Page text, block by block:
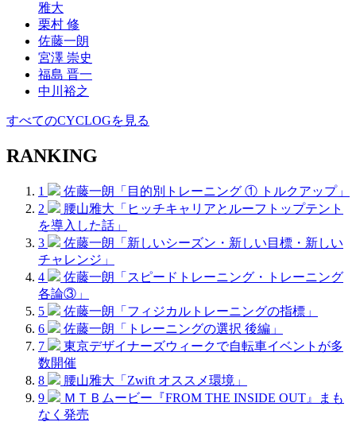
雅大
栗村 修
佐藤一朗
宮澤 崇史
福島 晋一
中川裕之
すべてのCYCLOGを見る
RANKING
1
佐藤一朗「目的別トレーニング ① トルクアップ」
2
腰山雅大「ヒッチキャリアとルーフトップテント
を導入した話」
3
佐藤一朗「新しいシーズン・新しい目標・新しい
チャレンジ」
4
佐藤一朗「スピードトレーニング・トレーニング
各論③」
5
佐藤一朗「フィジカルトレーニングの指標」
6
佐藤一朗「トレーニングの選択 後編」
7
東京デザイナーズウィークで自転車イベントが多
数開催
8
腰山雅大「Zwift オススメ環境」
9
ＭＴＢムービー『FROM THE INSIDE OUT』まも
なく発売